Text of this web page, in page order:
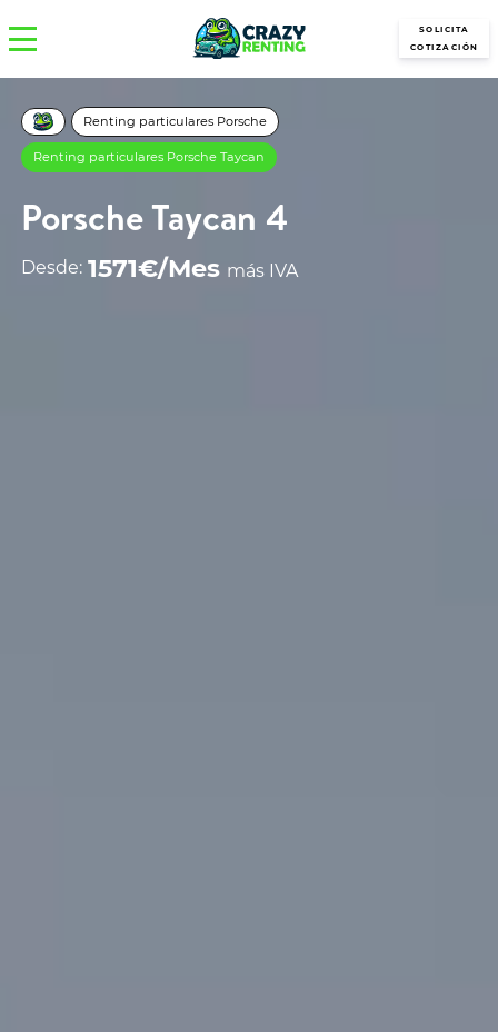
SOLICITA
COTIZACIÓN
Renting particulares Porsche
Renting particulares Porsche Taycan
Porsche Taycan 4
Desde: 1571€/Mes más IVA